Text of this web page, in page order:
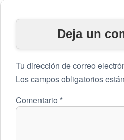
Deja un
Tu dirección de correo
Los campos obligatorios
Comentario *